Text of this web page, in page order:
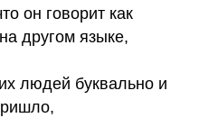
он говорит как
другом языке,
людей буквально и